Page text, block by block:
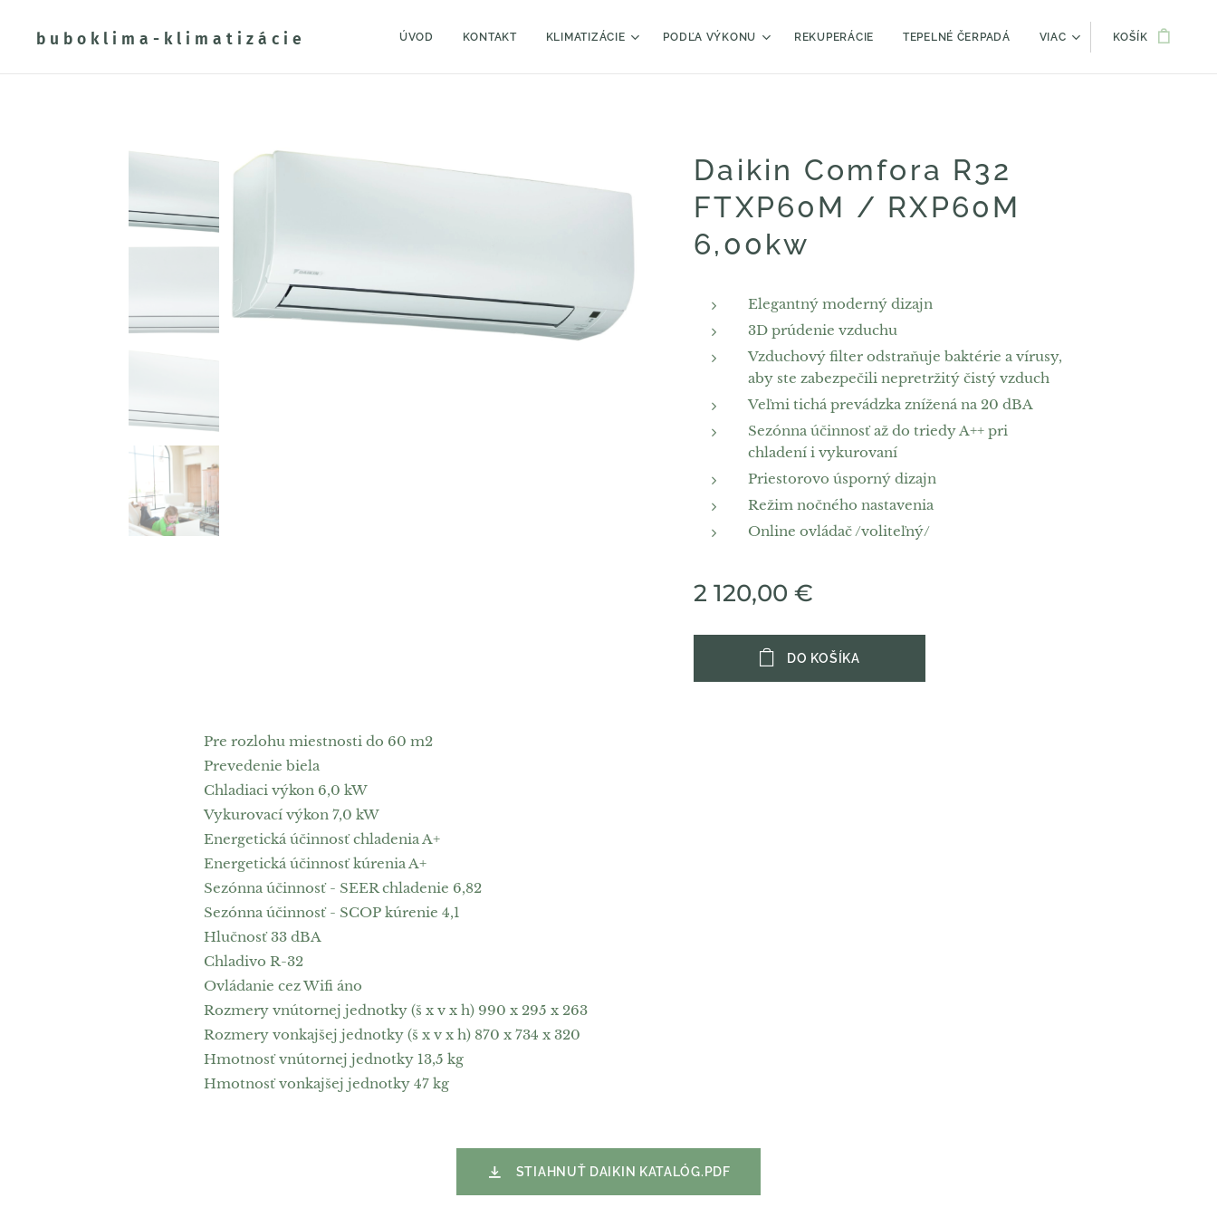
buboklima-klimatizácie ÚVOD KONTAKT KLIMATIZÁCIE PODĽA VÝKONU REKUPERÁCIE TEPELNÉ ČERPADÁ VIAC KOŠÍK
Daikin Comfora R32
FTXP60M / RXP60M
6,00kw
Elegantný moderný dizajn
3D prúdenie vzduchu
Vzduchový filter odstraňuje baktérie a vírusy,
aby ste zabezpečili nepretržitý čistý vzduch
Veľmi tichá prevádzka znížená na 20 dBA
Sezónna účinnosť až do triedy A++ pri
chladení i vykurovaní
Priestorovo úsporný dizajn
Režim nočného nastavenia
Online ovládač /voliteľný/
2 120,00 €
DO KOŠÍKA
Pre rozlohu miestnosti do 60 m2
Prevedenie biela
Chladiaci výkon 6,0 kW
Vykurovací výkon 7,0 kW
Energetická účinnosť chladenia A+
Energetická účinnosť kúrenia A+
Sezónna účinnosť - SEER chladenie 6,82
Sezónna účinnosť - SCOP kúrenie 4,1
Hlučnosť 33 dBA
Chladivo R-32
Ovládanie cez Wifi áno
Rozmery vnútornej jednotky (š x v x h) 990 x 295 x 263
Rozmery vonkajšej jednotky (š x v x h) 870 x 734 x 320
Hmotnosť vnútornej jednotky 13,5 kg
Hmotnosť vonkajšej jednotky 47 kg
STIAHNUŤ DAIKIN KATALÓG.PDF